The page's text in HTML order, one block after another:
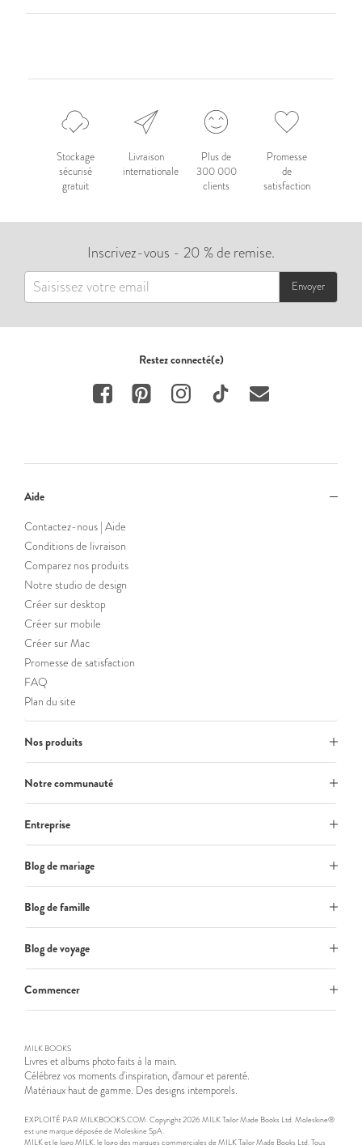
Stockage
sécurisé
gratuit
Livraison
internationale
Plus de
300 000
clients
Promesse
de
satisfaction
Inscrivez-vous - 20 % de remise.
Envoyer
Restez connecté(e)
Aide
Contactez-nous | Aide
Conditions de livraison
Comparez nos produits
Notre studio de design
Créer sur desktop
Créer sur mobile
Créer sur Mac
Promesse de satisfaction
FAQ
Plan du site
Nos produits
Notre communauté
Entreprise
Blog de mariage
Blog de famille
Blog de voyage
Commencer
MILK BOOKS
Livres et albums photo faits à la main.
Célébrez vos moments d'inspiration, d'amour et parenté.
Matériaux haut de gamme. Des designs intemporels.
EXPLOITÉ PAR MILKBOOKS.COM. Copyright 2026 MILK Tailor Made Books Ltd. Moleskine®
est une marque déposée de Moleskine SpA.
MILK et le logo MILK, le logo des marques commerciales de MILK Tailor Made Books Ltd. Tous